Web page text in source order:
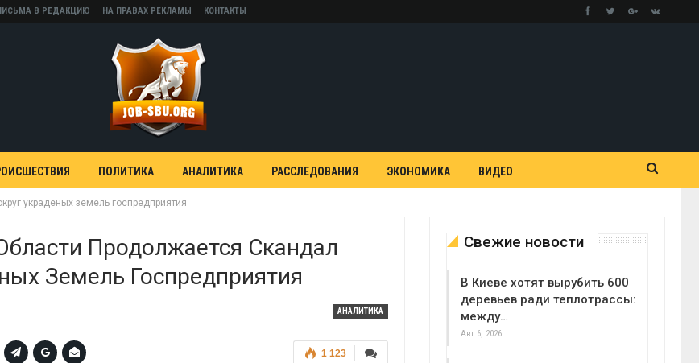
В РЕДАКЦИЮ НА ПРАВАХ РЕКЛАМЫ КОНТАКТЫ
ПОЛИТИКА АНАЛИТИКА РАССЛЕДОВАНИЯ ЭКОНОМИКА ВИДЕО
украденых земель госпредприятия
Продолжается Скандал
Земель Госпредприятия
АНАЛИТИКА
1 123
Свежие новости
В Киеве хотят вырубить 600
деревьев ради теплотрассы:
между…
Авг 6, 2026